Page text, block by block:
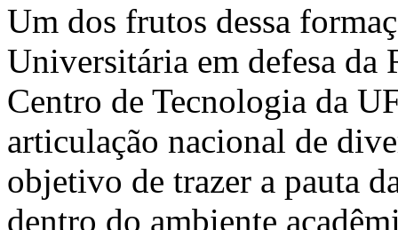
Um dos frutos dessa
Universitária em defesa
Centro de Tecnologia da
articulação nacional de
objetivo de trazer a pauta
dentro do ambiente